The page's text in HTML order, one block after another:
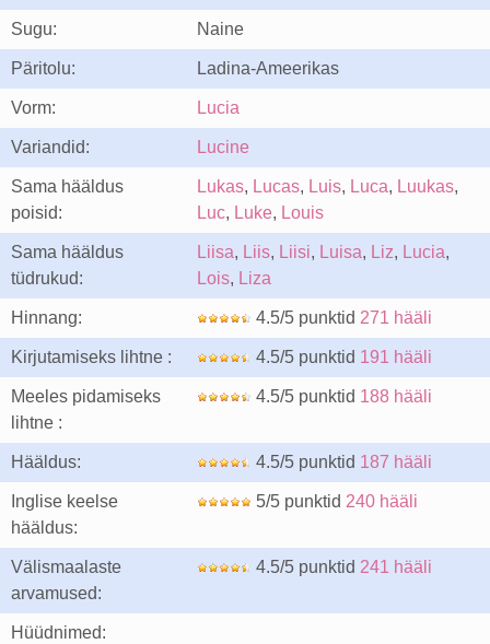
Sugu: Naine
Päritolu: Ladina-Ameerikas
Vorm: Lucia
Variandid: Lucine
Sama hääldus
poisid:
Lukas, Lucas, Luis, Luca, Luukas,
Luc, Luke, Louis
Sama hääldus
tüdrukud:
Liisa, Liis, Liisi, Luisa, Liz, Lucia,
Lois, Liza
Hinnang: 4.5/5 punktid 271 hääli
Kirjutamiseks lihtne : 4.5/5 punktid 191 hääli
Meeles pidamiseks
lihtne :
4.5/5 punktid 188 hääli
Hääldus: 4.5/5 punktid 187 hääli
Inglise keelse
hääldus:
5/5 punktid 240 hääli
Välismaalaste
arvamused:
4.5/5 punktid 241 hääli
Hüüdnimed: